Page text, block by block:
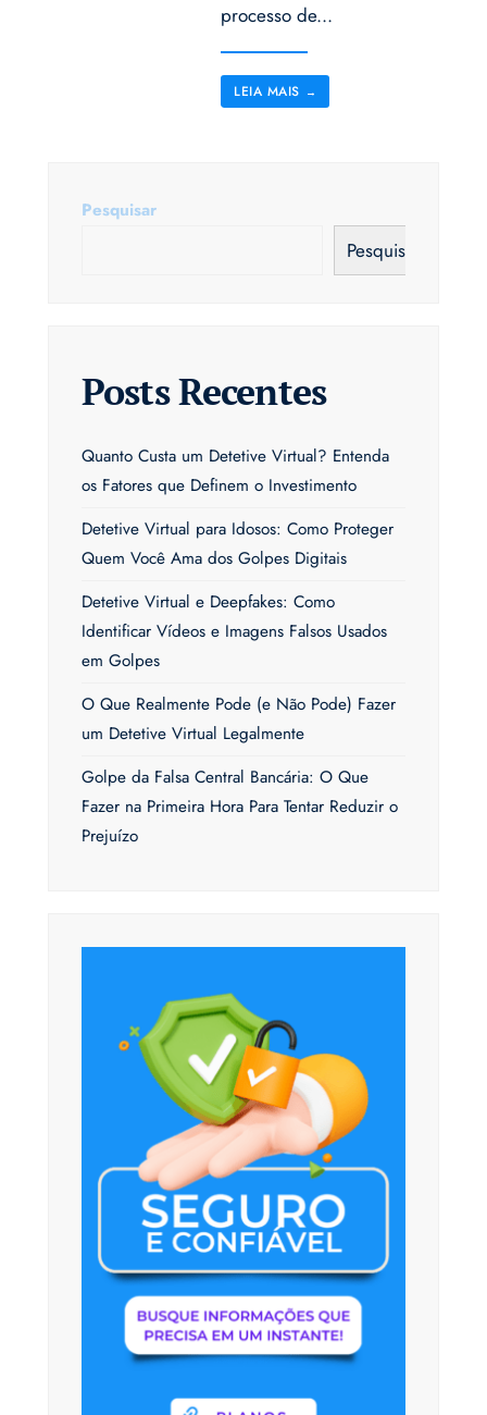
processo de...
LEIA MAIS →
Pesquisar
Pesquisar
Posts Recentes
Quanto Custa um Detetive Virtual? Entenda
os Fatores que Definem o Investimento
Detetive Virtual para Idosos: Como Proteger
Quem Você Ama dos Golpes Digitais
Detetive Virtual e Deepfakes: Como
Identificar Vídeos e Imagens Falsos Usados
em Golpes
O Que Realmente Pode (e Não Pode) Fazer
um Detetive Virtual Legalmente
Golpe da Falsa Central Bancária: O Que
Fazer na Primeira Hora Para Tentar Reduzir o
Prejuízo